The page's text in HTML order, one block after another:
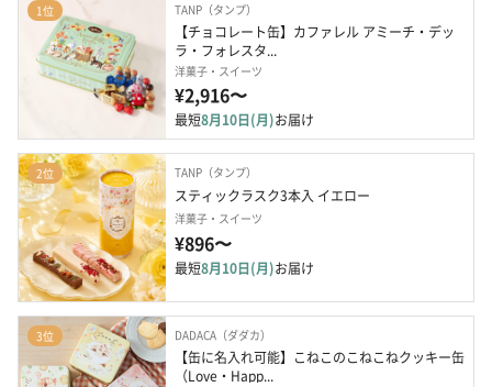
1位 TANP（タンプ）
【チョコレート缶】カファレル アミーチ・デッ
ラ・フォレスタ...
洋菓子・スイーツ
¥2,916〜
最短8月10日(月)お届け
2位 TANP（タンプ）
スティックラスク3本入 イエロー
洋菓子・スイーツ
¥896〜
最短8月10日(月)お届け
3位 DADACA（ダダカ）
【缶に名入れ可能】こねこのこねこねクッキー缶
（Love・Happ...